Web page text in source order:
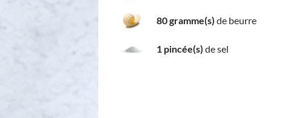
80 gramme(s) de beurre
1 pincée(s) de sel